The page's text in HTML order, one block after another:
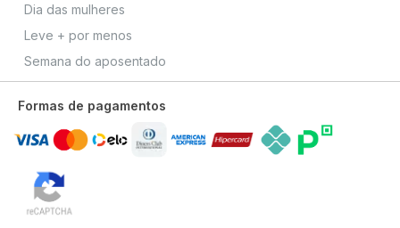
Dia das mulheres
Leve + por menos
Semana do aposentado
Formas de pagamentos